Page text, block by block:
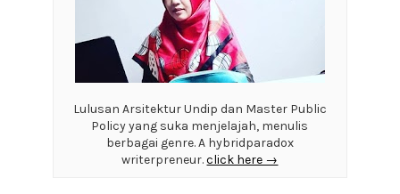
Lulusan Arsitektur Undip dan Master Public
Policy yang suka menjelajah, menulis
berbagai genre. A hybridparadox
writerpreneur.click here →